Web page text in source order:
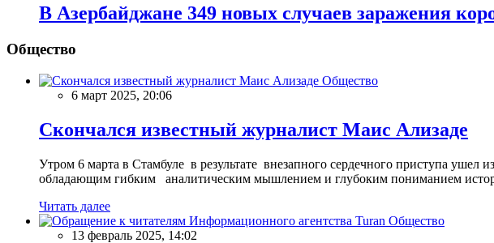
В Азербайджане 349 новых случаев заражения
Общество
Общество
6 март 2025, 20:06
Скончался известный журналист Маис Ализаде
Утром 6 марта в Стамбуле в результате внезапного сердечного приступа
обладающим гибким аналитическим мышлением и глубоким пониманием
Читать далее
Общество
13 февраль 2025, 14:02